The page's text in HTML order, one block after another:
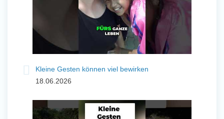
Kleine Gesten können viel bewirken
18.06.2026